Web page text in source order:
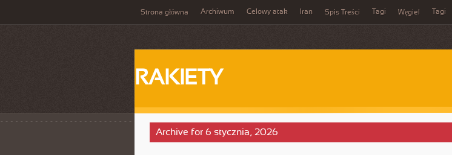
Strona główna Archiwum Celowy atak Iran Spis Treści Tagi Węgiel Tagi
RAKIETY
Archive for 6 stycznia, 2026